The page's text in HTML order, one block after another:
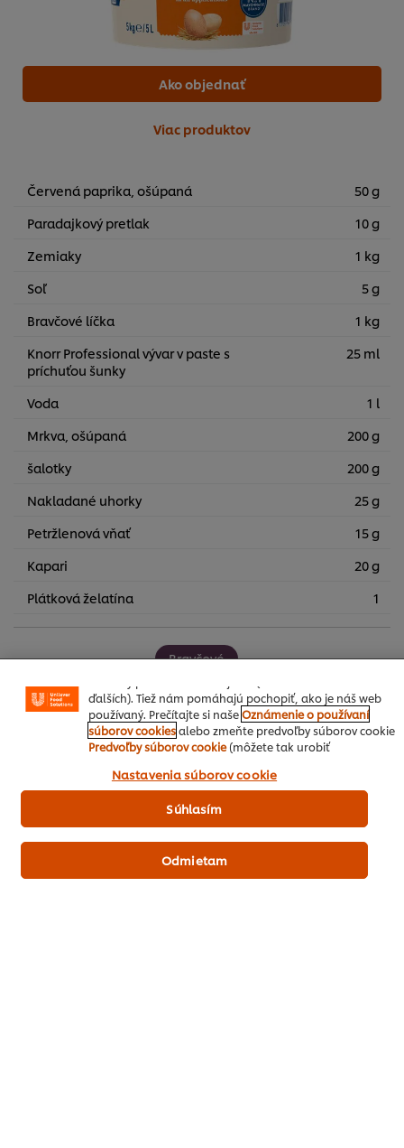
Ako objednať
Viac produktov
Červená paprika, ošúpaná
50 g
Paradajkový pretlak
10 g
Zemiaky
1 kg
Soľ
5 g
Bravčové líčka
1 kg
Knorr Professional vývar v paste s
príchuťou šunky
25 ml
Voda
1 l
Mrkva, ošúpaná
200 g
šalotky
200 g
Nakladané uhorky
25 g
Petržlenová vňať
15 g
Kapari
20 g
Plátková želatína
1
Bravčové
Buďte prví, kto ohodnotí.
sme mohli zlepšiť Vaše skúsenosti s našim webom.
(ako je napr. Ukladanie online nákupného košíka),
funkcia zdieľanie na sociálnych sieťach (pre Facebook,
ďalších). Tiež nám pomáhajú pochopiť, ako je náš web
používaný. Prečítajte si našeOznámenie o používaní
súborov cookiesalebo zmeňte predvoľby súborov cookie
Predvoľby súborov cookie(môžete tak urobiť
dávate aktívny súhlas s používaním súborov cookies.
Nastavenia súborov cookie
Odmietam
Súhlasím